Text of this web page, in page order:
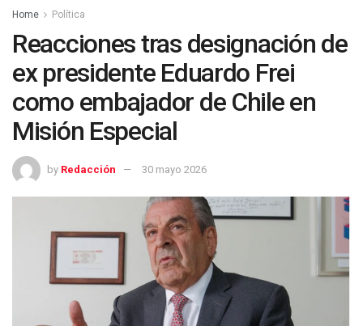
Home Política
Reacciones tras designación de
ex presidente Eduardo Frei
como embajador de Chile en
Misión Especial
by Redacción 30 mayo 2026